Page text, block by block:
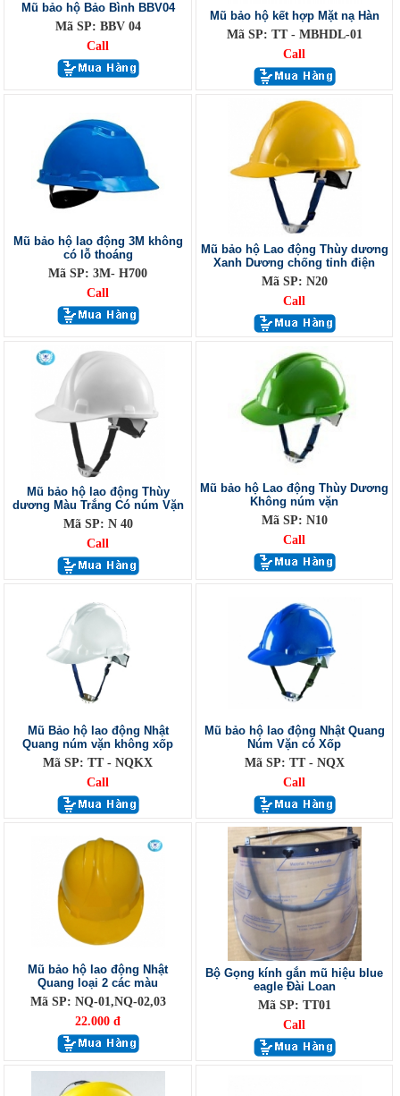
Mũ bảo hộ Bảo Bình BBV04
Mã SP: BBV 04
Call
Mũ bảo hộ kết hợp Mặt nạ Hàn
Mã SP: TT - MBHDL-01
Call
Mũ bảo hộ lao động 3M không
có lỗ thoáng
Mã SP: 3M- H700
Call
Mũ bảo hộ Lao động Thùy dương
Xanh Dương chống tỉnh điện
Mã SP: N20
Call
Mũ bảo hộ lao động Thùy
dương Màu Trắng Có núm Vặn
Mã SP: N 40
Call
Mũ bảo hộ Lao động Thùy Dương
Không núm vặn
Mã SP: N10
Call
Mũ Bảo hộ lao động Nhật
Quang núm vặn không xốp
Mã SP: TT - NQKX
Call
Mũ bảo hộ lao động Nhật Quang
Núm Vặn có Xốp
Mã SP: TT - NQX
Call
Mũ bảo hộ lao động Nhật
Quang loại 2 các màu
Mã SP: NQ-01,NQ-02,03
22.000 đ
Bộ Gọng kính gắn mũ hiệu blue
eagle Đài Loan
Mã SP: TT01
Call